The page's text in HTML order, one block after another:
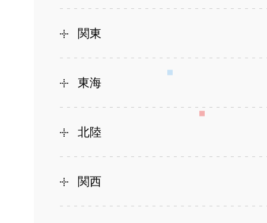
関東
東海
北陸
関西